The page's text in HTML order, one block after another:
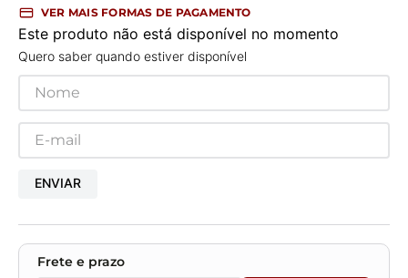
VER MAIS FORMAS DE PAGAMENTO
Este produto não está disponível no momento
Quero saber quando estiver disponível
ENVIAR